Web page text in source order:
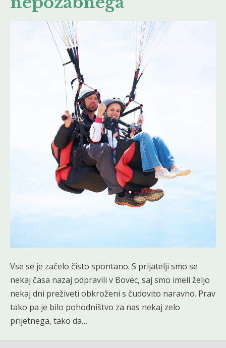
Vse se je začelo čisto spontano. S prijatelji smo se
nekaj časa nazaj odpravili v Bovec, saj smo imeli željo
nekaj dni preživeti obkroženi s čudovito naravno. Prav
tako pa je bilo pohodništvo za nas nekaj zelo
prijetnega, tako da…